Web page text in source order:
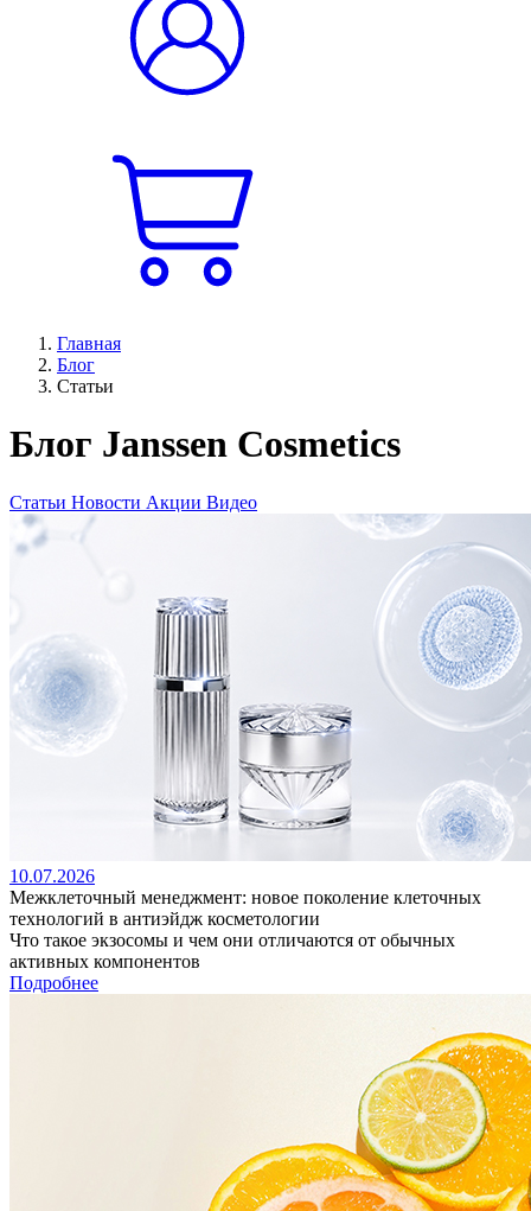
Главная
Блог
Статьи
Блог Janssen Cosmetics
Статьи Новости Акции Видео
10.07.2026
Межклеточный менеджмент: новое поколение клеточных
технологий в антиэйдж косметологии
Что такое экзосомы и чем они отличаются от обычных
активных компонентов
Подробнее